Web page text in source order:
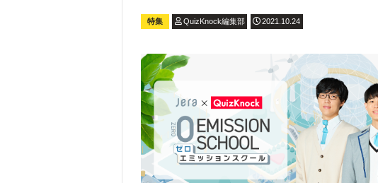
特集 QuizKnock編集部 2021.10.24